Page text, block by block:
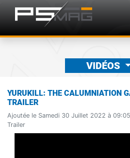
VIDÉOS
YURUKILL: THE CALUMNIATION
TRAILER
Ajoutée le Samedi 30 Juillet 2022 à
Trailer